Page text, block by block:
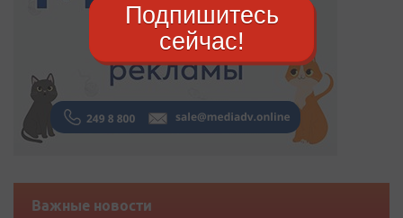
Важные новости
Подпишитесь
сейчас!